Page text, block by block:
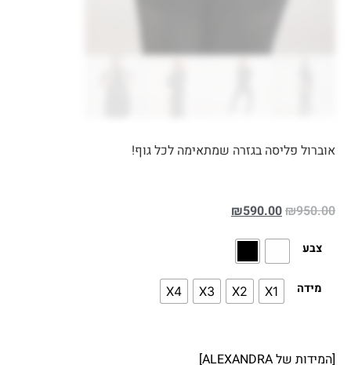
אוברול פליסה בגזרה שמתאימה לכל גוף!
₪950.00
₪590.00
צבע
מידה X1
X2
X3
X4
[המידות של ALEXANDRA]